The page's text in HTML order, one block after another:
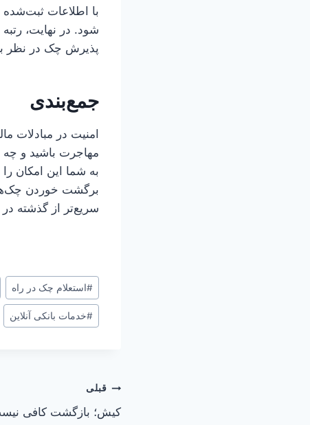
با اطلاعات ثبت‌شده
شود. در نهایت،
پذیرش چک در نظر
جمع‌بندی
امنیت در مبادلات
مهاجرت باشید و چه
به شما این امکان
برگشت خوردن چک‌ها
سریع‌تر از گذشته
برچسب‌های
نوشته:
#استعلام چک در راه
#خدمات بانکی آنلاین
راهبری
قبلی
کیش؛ بازگشت کافی